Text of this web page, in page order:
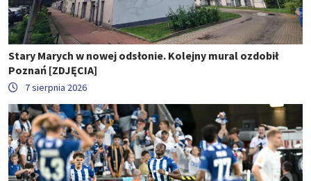
Stary Marych w nowej odsłonie. Kolejny mural ozdobił
Poznań [ZDJĘCIA]
7 sierpnia 2026